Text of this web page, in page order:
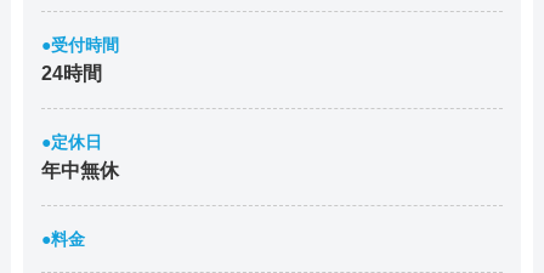
●受付時間
24時間
●定休日
年中無休
●料金